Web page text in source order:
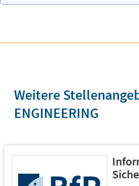
Weitere
ENGINEERING